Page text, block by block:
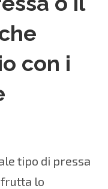
con i
tipo di pressa
lo